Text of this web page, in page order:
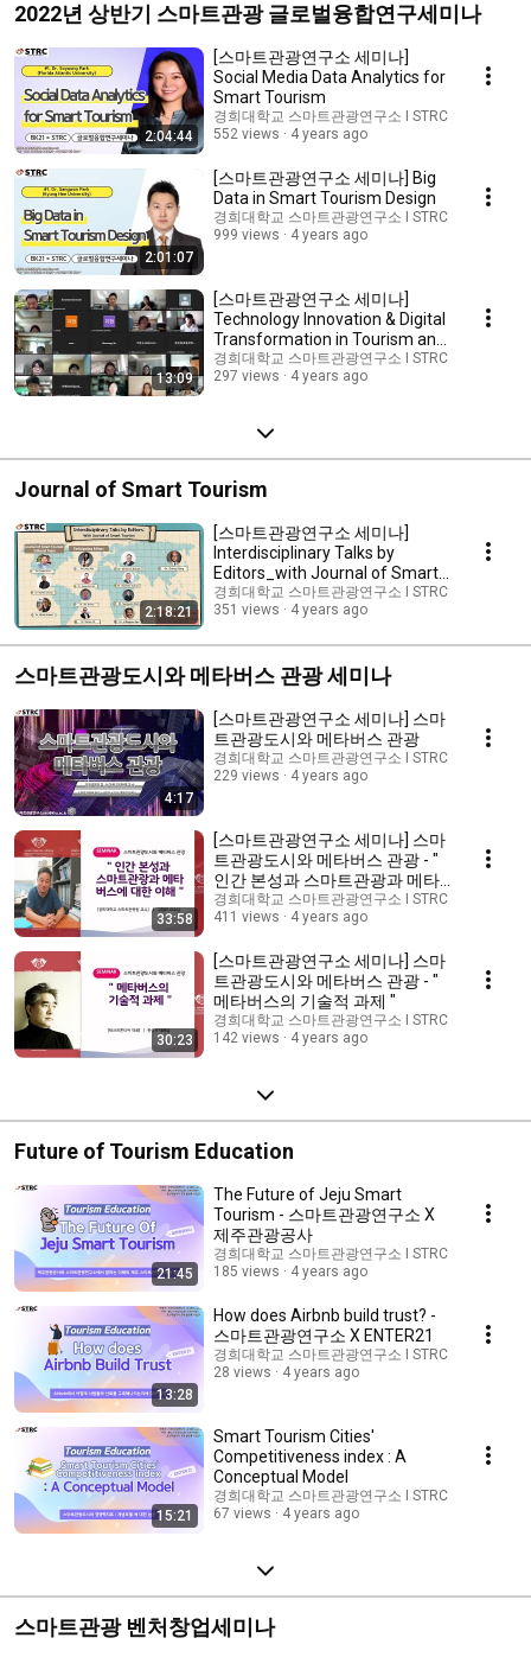
2022년 상반기 스마트관광 글로벌융합연구세미나
2:04:44
[스마트관광연구소 세미나]
Social Media Data Analytics for
Smart Tourism
경희대학교 스마트관광연구소 I STRC
552 views
4 years ago
2:01:07
[스마트관광연구소 세미나] Big
Data in Smart Tourism Design
경희대학교 스마트관광연구소 I STRC
999 views
4 years ago
13:09
[스마트관광연구소 세미나]
Technology Innovation & Digital
Transformation in Tourism and
Hospitality Industry
경희대학교 스마트관광연구소 I STRC
297 views
4 years ago
Journal of Smart Tourism
2:18:21
[스마트관광연구소 세미나]
Interdisciplinary Talks by
Editors_with Journal of Smart
Tourism
경희대학교 스마트관광연구소 I STRC
351 views
4 years ago
스마트관광도시와 메타버스 관광 세미나
4:17
[스마트관광연구소 세미나] 스마
트관광도시와 메타버스 관광
경희대학교 스마트관광연구소 I STRC
229 views
4 years ago
33:58
[스마트관광연구소 세미나] 스마
트관광도시와 메타버스 관광 - "
인간 본성과 스마트관광과 메타
버스에 대한 이해 "
경희대학교 스마트관광연구소 I STRC
411 views
4 years ago
30:23
[스마트관광연구소 세미나] 스마
트관광도시와 메타버스 관광 - "
메타버스의 기술적 과제 "
경희대학교 스마트관광연구소 I STRC
142 views
4 years ago
Future of Tourism Education
21:45
The Future of Jeju Smart
Tourism - 스마트관광연구소 X
제주관광공사
경희대학교 스마트관광연구소 I STRC
185 views
4 years ago
13:28
How does Airbnb build trust? -
스마트관광연구소 X ENTER21
경희대학교 스마트관광연구소 I STRC
28 views
4 years ago
15:21
Smart Tourism Cities'
Competitiveness index : A
Conceptual Model
경희대학교 스마트관광연구소 I STRC
67 views
4 years ago
스마트관광 벤처창업세미나